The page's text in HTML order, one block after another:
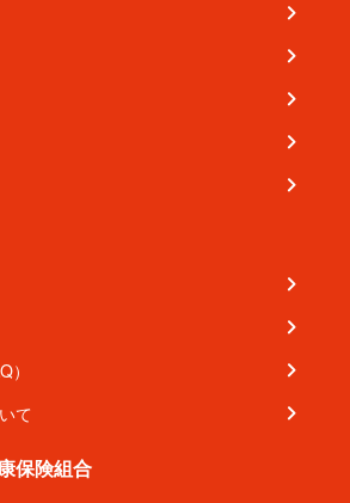
て
保険組合